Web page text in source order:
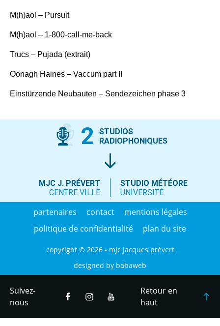
M(h)aol – Pursuit
M(h)aol – 1-800-call-me-back
Trucs – Pujada (extrait)
Oonagh Haines – Vaccum part II
Einstürzende Neubauten – Sendezeichen phase 3
2
STUDIOS
RADIOPHONIQUES
MJC J. PRÉVERT
CENTRE VILLE
STUDIO MÉTÉORE
UNIVERSITÉ
partenaires contact
mentions légales
politique de confidentialité
plan du site
copyright © 2026 - mjc jacques prévert
designed by babaweb
Suivez-
nous
Retour en
haut